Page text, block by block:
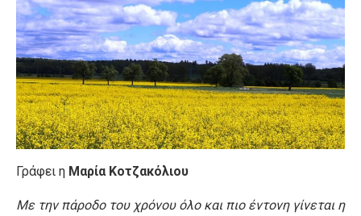
Γράφει η Μαρία Κοτζακόλιου
Με την πάροδο του χρόνου όλο και πιο έντονη γίνεται η